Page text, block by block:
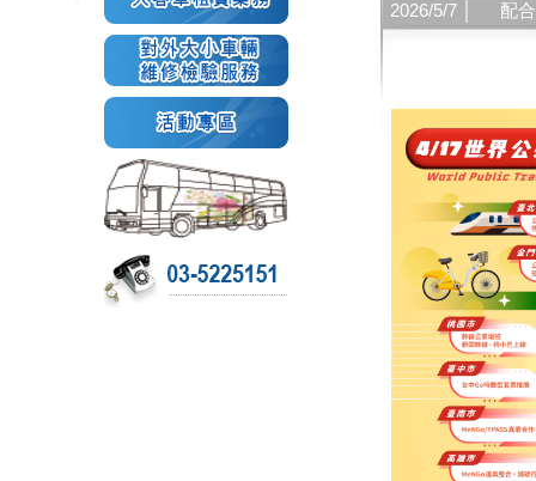
2026/5/7 │ 配